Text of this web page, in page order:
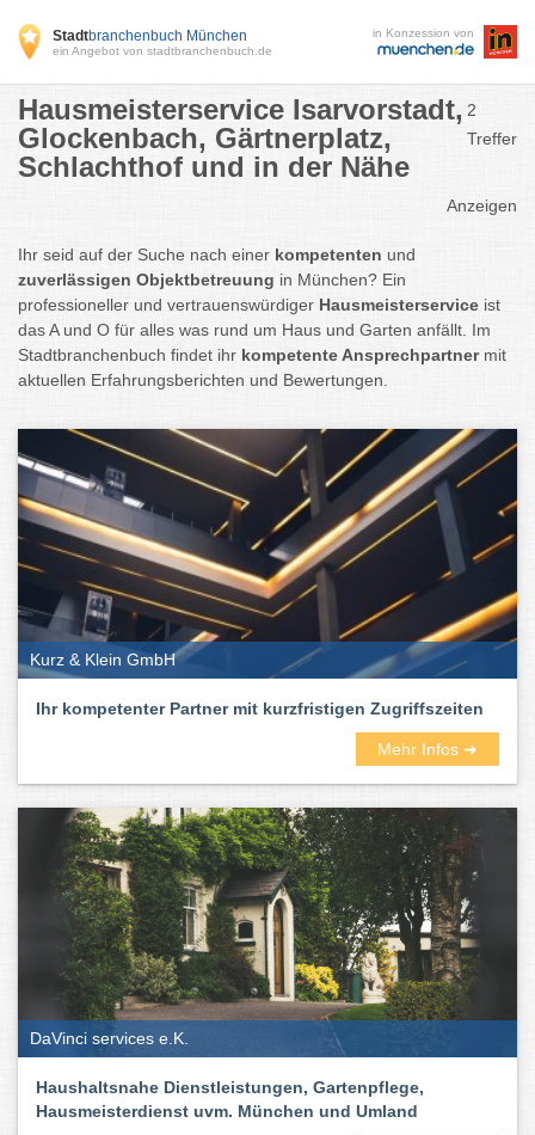
Stadtbranchenbuch München
ein Angebot von stadtbranchenbuch.de
in Konzession von
Hausmeisterservice Isarvorstadt,
Glockenbach, Gärtnerplatz,
Schlachthof und in der Nähe
2
Treffer
Anzeigen
Ihr seid auf der Suche nach einer kompetenten und
zuverlässigen Objektbetreuung in München? Ein
professioneller und vertrauenswürdiger Hausmeisterservice ist
das A und O für alles was rund um Haus und Garten anfällt. Im
Stadtbranchenbuch findet ihr kompetente Ansprechpartner mit
aktuellen Erfahrungsberichten und Bewertungen.
Kurz & Klein GmbH
Ihr kompetenter Partner mit kurzfristigen Zugriffszeiten
Mehr Infos ➜
DaVinci services e.K.
Haushaltsnahe Dienstleistungen, Gartenpflege,
Hausmeisterdienst uvm. München und Umland